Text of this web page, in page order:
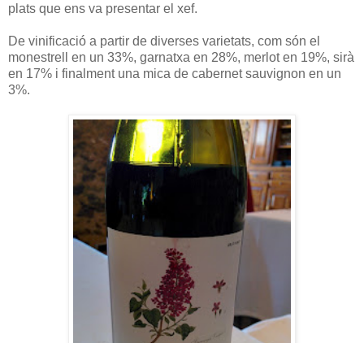
plats que ens va presentar el xef.
De vinificació a partir de diverses varietats, com són el
monestrell en un 33%, garnatxa en 28%, merlot en 19%, sirà
en 17% i finalment una mica de cabernet sauvignon en un
3%.